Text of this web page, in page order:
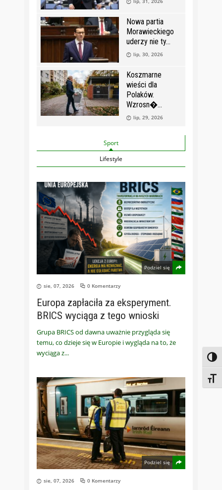
Nowa partia
Morawieckiego
uderzy nie ty
lip, 30, 2026
Koszmarne
wieści dla
Polaków.
Wzrosn�
lip, 29, 2026
Sport
Lifestyle
Podziel się
sie, 07, 2026 0 Komentarzy
Europa zapłaciła za eksperyment.
BRICS wyciąga z tego wnioski
Grupa BRICS od dawna uważnie przygląda się
temu, co dzieje się w Europie i wygląda na to, że
wyciąga z
Podziel się
sie, 07, 2026 0 Komentarzy